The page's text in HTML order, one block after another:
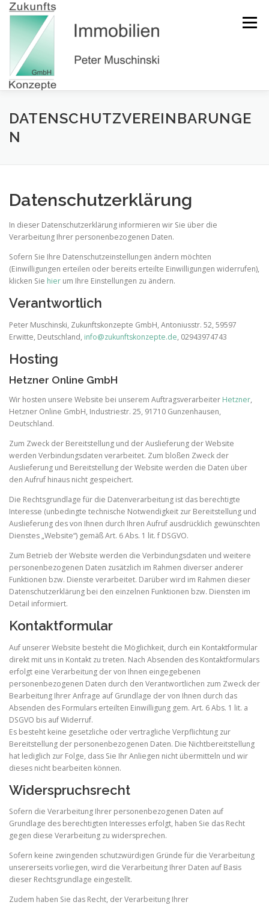
Zum
Inhalt
springen
Menü
HOME ÜBER UNS SERVICE OBJEKTE
DATENSCHUTZVEREINBARUNGE
N
Datenschutzerklärung
In dieser Datenschutzerklärung informieren wir Sie über die
Verarbeitung Ihrer personenbezogenen Daten.
Sofern Sie Ihre Datenschutzeinstellungen ändern möchten
(Einwilligungen erteilen oder bereits erteilte Einwilligungen widerrufen),
klicken Sie hier um Ihre Einstellungen zu ändern.
Verantwortlich
Peter Muschinski, Zukunftskonzepte GmbH, Antoniusstr. 52, 59597
Erwitte, Deutschland, info@zukunftskonzepte.de, 02943974743
Hosting
Hetzner Online GmbH
Wir hosten unsere Website bei unserem Auftragsverarbeiter Hetzner,
Hetzner Online GmbH, Industriestr. 25, 91710 Gunzenhausen,
Deutschland.
Zum Zweck der Bereitstellung und der Auslieferung der Website
werden Verbindungsdaten verarbeitet. Zum bloßen Zweck der
Auslieferung und Bereitstellung der Website werden die Daten über
den Aufruf hinaus nicht gespeichert.
Die Rechtsgrundlage für die Datenverarbeitung ist das berechtigte
Interesse (unbedingte technische Notwendigkeit zur Bereitstellung und
Auslieferung des von Ihnen durch Ihren Aufruf ausdrücklich gewünschten
Dienstes „Website“) gemäß Art. 6 Abs. 1 lit. f DSGVO.
Zum Betrieb der Website werden die Verbindungsdaten und weitere
personenbezogenen Daten zusätzlich im Rahmen diverser anderer
Funktionen bzw. Dienste verarbeitet. Darüber wird im Rahmen dieser
Datenschutzerklärung bei den einzelnen Funktionen bzw. Diensten im
Detail informiert.
Kontaktformular
Auf unserer Website besteht die Möglichkeit, durch ein Kontaktformular
direkt mit uns in Kontakt zu treten. Nach Absenden des Kontaktformulars
erfolgt eine Verarbeitung der von Ihnen eingegebenen
personenbezogenen Daten durch den Verantwortlichen zum Zweck der
Bearbeitung Ihrer Anfrage auf Grundlage der von Ihnen durch das
Absenden des Formulars erteilten Einwilligung gem. Art. 6 Abs. 1 lit. a
DSGVO bis auf Widerruf.
Es besteht keine gesetzliche oder vertragliche Verpflichtung zur
Bereitstellung der personenbezogenen Daten. Die Nichtbereitstellung
hat lediglich zur Folge, dass Sie Ihr Anliegen nicht übermitteln und wir
dieses nicht bearbeiten können.
Widerspruchsrecht
Sofern die Verarbeitung Ihrer personenbezogenen Daten auf
Grundlage des berechtigten Interesses erfolgt, haben Sie das Recht
gegen diese Verarbeitung zu widersprechen.
Sofern keine zwingenden schutzwürdigen Gründe für die Verarbeitung
unsererseits vorliegen, wird die Verarbeitung Ihrer Daten auf Basis
dieser Rechtsgrundlage eingestellt.
Zudem haben Sie das Recht, der Verarbeitung Ihrer